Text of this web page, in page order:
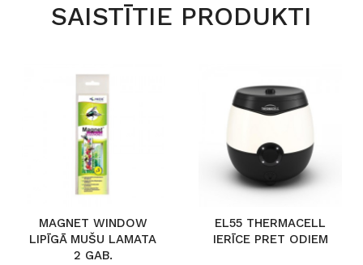
SAISTĪTIE PRODUKTI
MAGNET WINDOW
LIPĪGĀ MUŠU LAMATA
2 GAB.
EL55 THERMACELL
IERĪCE PRET ODIEM